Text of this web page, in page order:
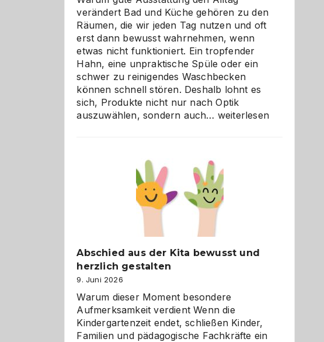
verändert Bad und Küche gehören zu den
Räumen, die wir jeden Tag nutzen und oft
erst dann bewusst wahrnehmen, wenn
etwas nicht funktioniert. Ein tropfender
Hahn, eine unpraktische Spüle oder ein
schwer zu reinigendes Waschbecken
können schnell stören. Deshalb lohnt es
sich, Produkte nicht nur nach Optik
auszuwählen, sondern auch… Bad
besser
verstehen
weiterlesen
Abschied aus der Kita bewusst und
herzlich gestalten
9. Juni 2026
Warum dieser Moment besondere
Aufmerksamkeit verdient Wenn die
Kindergartenzeit endet, schließen Kinder,
Familien und pädagogische Fachkräfte ein